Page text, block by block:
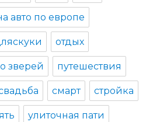
авто по европе
отдых
зверей путешествия
смарт стройка
улиточная пати